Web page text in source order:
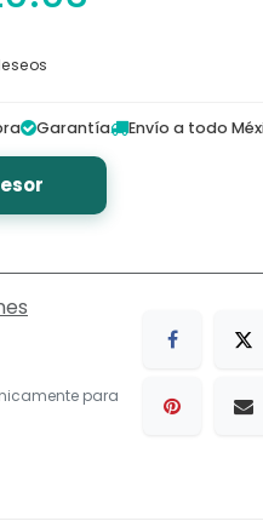
Garantía Envío a todo
para